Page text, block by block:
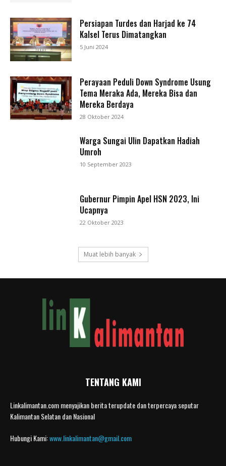
Persiapan Turdes dan Harjad ke 74
Kalsel Terus Dimatangkan
5 Juni 2024
Perayaan Peduli Down Syndrome Usung
Tema Meraka Ada, Mereka Bisa dan
Mereka Berdaya
28 Oktober 2024
Warga Sungai Ulin Dapatkan Hadiah
Umroh
10 September 2023
Gubernur Pimpin Apel HSN 2023, Ini
Ucapnya
22 Oktober 2023
Muat lebih banyak
TENTANG KAMI
Linkalimantan.com menyajikan berita terupdate dan terpercaya seputar
Kalimantan Selatan dan Nasional
Hubungi Kami:www.linkalimantan@gmail.com